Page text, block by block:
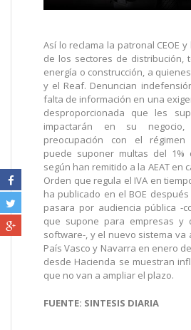
Así lo reclama la patronal CEOE
de los sectores de distribución,
energía o construcción, a
y el Reaf. Denuncian
falta de información en una
desproporcionada que les
impactarán en su
preocupación con el régimen
puede suponer multas del 1%
según han remitido a la AEAT en
Orden que regula el IVA en
ha publicado en el BOE
pasara por audiencia pública -
que supone para empresas y
software-, y el nuevo sistema va
País Vasco y Navarra en enero
desde Hacienda se muestran
que no van a ampliar el plazo.
FUENTE: SINTESIS DIARIA